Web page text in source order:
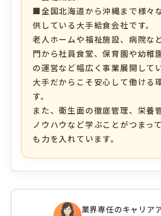
■全国北海道から沖縄まで様々
供している大手給食会社です。
老人ホームや福祉施設、病院な
門から社員食堂、保育園や幼稚
の運営など幅広く事業展開してい
大手だからこそ安心して働ける
す。
また、衛生面の徹底管理、栄養
ノウハウなど学ぶことがつまっ
も力を入れています。
業界専任のキャリア